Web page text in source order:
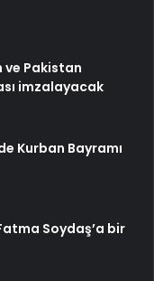
ve Pakistan
imzalayacak
Kurban Bayramı
Soydaş’a bir